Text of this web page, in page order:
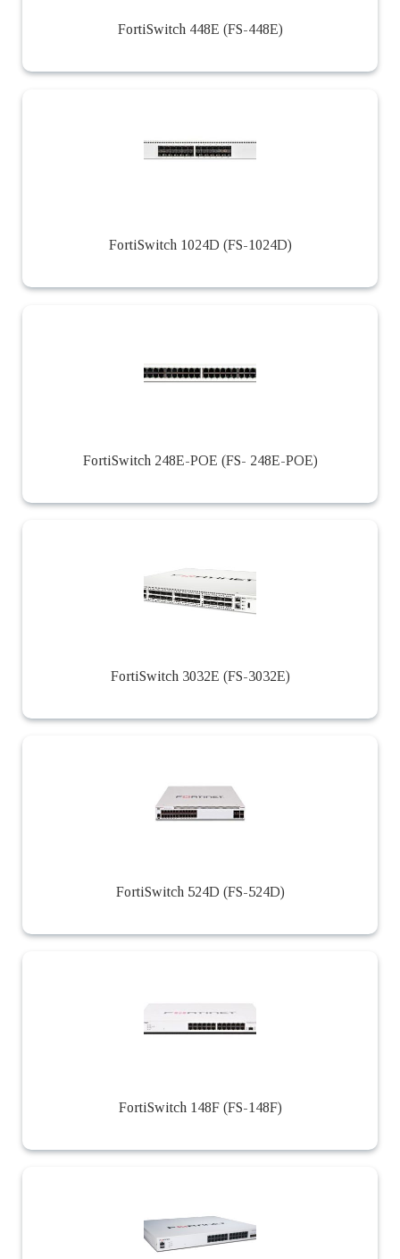
FortiSwitch 448E (FS-448E)
FortiSwitch 1024D (FS-1024D)
FortiSwitch 248E-POE (FS- 248E-POE)
FortiSwitch 3032E (FS-3032E)
FortiSwitch 524D (FS-524D)
FortiSwitch 148F (FS-148F)